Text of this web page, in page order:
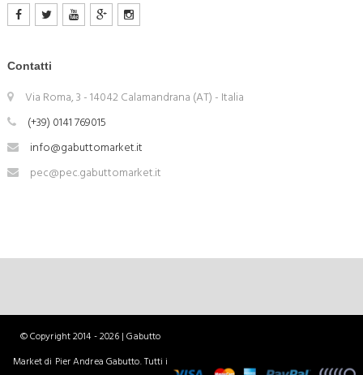
Contatti
Via Roma, 3 - 14042 Calamandrana (AT) - Italia
(+39) 0141 769015
info@gabuttomarket.it
pec@pec.gabuttomarket.it
© Copyright 2014 - 2026 | Gabutto
Market di Pier Andrea Gabutto. Tutti i